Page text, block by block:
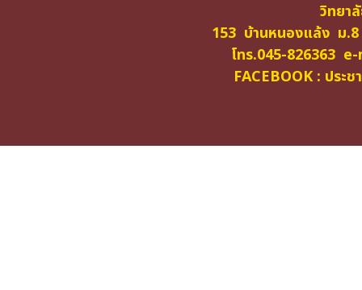
วิทยา
153 บ้านหนองแล้ง ม
โทร.045-826363
FACEBOOK : ประ